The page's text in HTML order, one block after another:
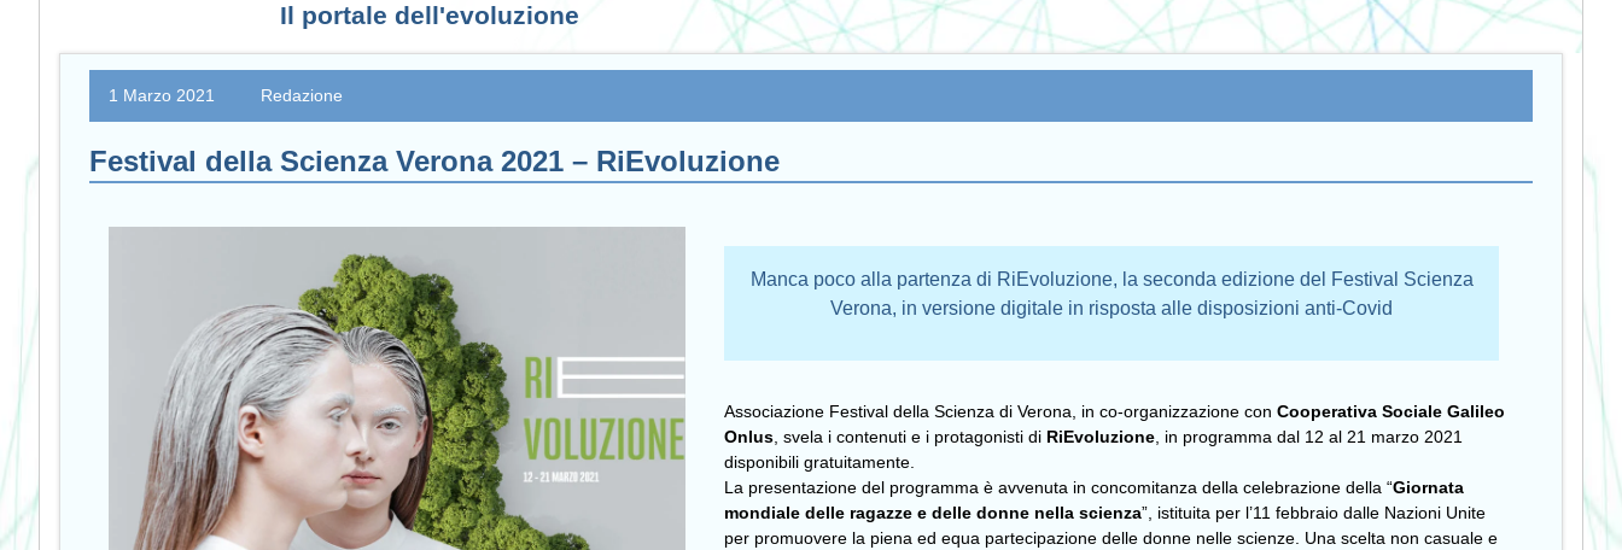
Il portale dell'evoluzione
1 Marzo 2021 Redazione
Festival della Scienza Verona 2021 – RiEvoluzione
Manca poco alla partenza di RiEvoluzione, la seconda edizione del Festival Scienza
Verona, in versione digitale in risposta alle disposizioni anti-Covid
Associazione Festival della Scienza di Verona, in co-organizzazione conCooperativa Sociale Galileo
Onlus , svela i contenuti e i protagonisti di RiEvoluzione , in programma dal 12 al 21 marzo 2021
disponibili gratuitamente.
La presentazione del programma è avvenuta in concomitanza della celebrazione della “Giornata
mondiale delle ragazze e delle donne nella scienza”, istituita per l’11 febbraio dalle Nazioni Unite
per promuovere la piena ed equa partecipazione delle donne nelle scienze. Una scelta non casuale e